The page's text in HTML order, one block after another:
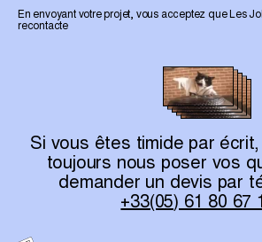
En envoyant votre projet, vous acceptez que Les
recontacte
Si vous êtes timide par
toujours nous poser vos
demander un devis par
+33(05) 61 80 67